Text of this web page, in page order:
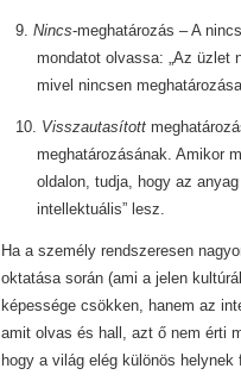
9. Nincs-meghatározás – A
mondatot olvassa: „Az üzlet
mivel nincsen
10. Visszautasított
meghatározásának. Amikor
oldalon, tudja, hogy az anyag
intellektuális” lesz.
Ha a személy rendszeresen
oktatása során (ami a jelen
képessége csökken, hanem az
amit olvas és hall, azt ő nem érti
hogy a világ elég különös helynek